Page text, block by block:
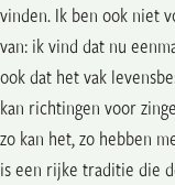
vinden. Ik ben ook niet
van: ik vind dat nu
ook dat het vak
kan richtingen voor
zo kan het, zo hebben
is een rijke traditie die